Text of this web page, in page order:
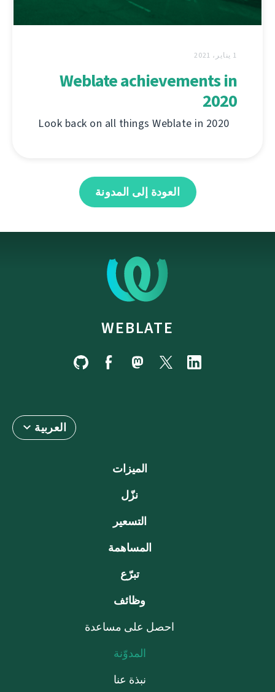
1 يناير، 2021
Weblate achievements in
2020
Look back on all things Weblate in 2020
العودة إلى المدونة
WEBLATE
العربية
الميزات
نزّل
التسعير
المساهمة
تبرّع
وظائف
احصل على مساعدة
المدوّنة
نبذة عنا